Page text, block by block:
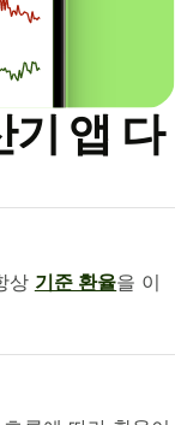
앱 다
상 기준 환율을 이